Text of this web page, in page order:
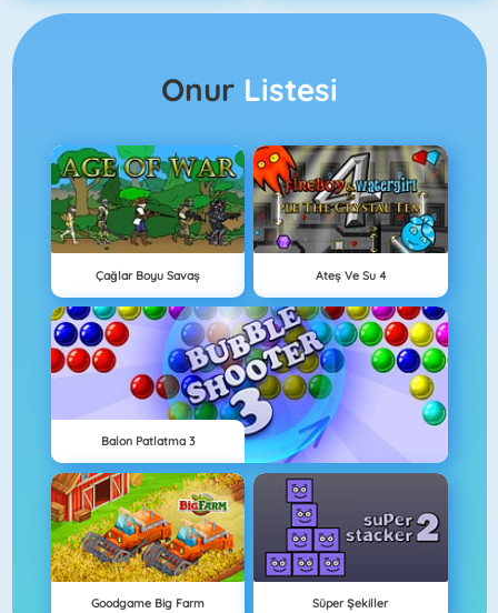
Onur Listesi
Çağlar Boyu Savaş Ateş Ve Su 4
Balon Patlatma 3
Goodgame Big Farm Süper Şekiller